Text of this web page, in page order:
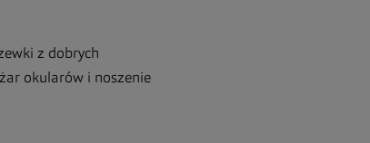
z dobrych
okularów i noszenie